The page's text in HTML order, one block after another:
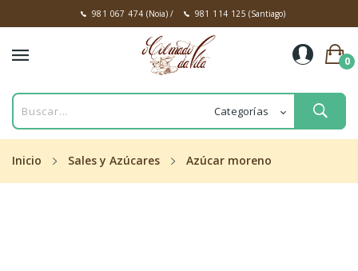
981 067 474 (Noia)/ 981 114 125 (Santiago)
0
Inicio Sales y Azúcares Azúcar moreno